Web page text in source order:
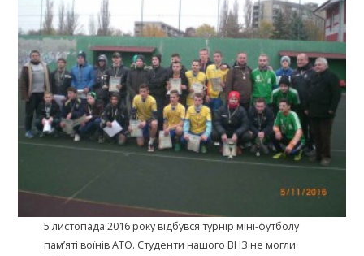
5 листопада 2016 року відбувся турнір міні-футболу
пам’яті воїнів АТО. Студенти нашого ВНЗ не могли